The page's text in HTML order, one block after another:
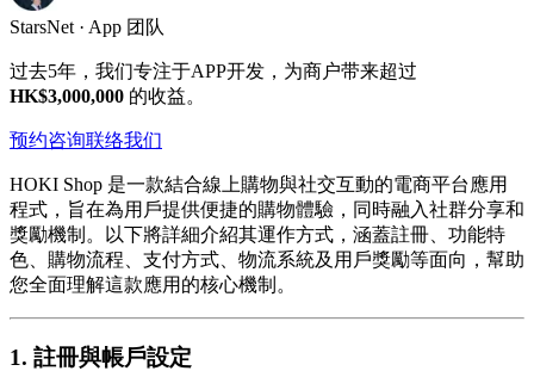
StarsNet · App 团队
过去5年，我们专注于APP开发，为商户带来超过
HK$3,000,000 的收益。
预约咨询联络我们
HOKI Shop 是一款結合線上購物與社交互動的電商平台應用
程式，旨在為用戶提供便捷的購物體驗，同時融入社群分享和
獎勵機制。以下將詳細介紹其運作方式，涵蓋註冊、功能特
色、購物流程、支付方式、物流系統及用戶獎勵等面向，幫助
您全面理解這款應用的核心機制。
1. 註冊與帳戶設定